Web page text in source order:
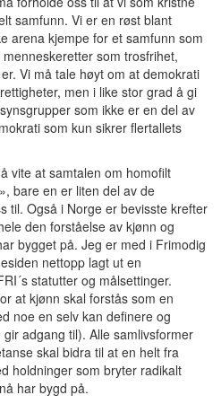
samfunn. Vi er en røst blant
arena kjempe for et samfunn som
som trosfrihet,
Vi må tale høyt om at demokrati
men i like stor grad å gi
som ikke er en del av
som kun sikrer flertallets
vite at samtalen om homofilt
bare en er liten del av de
til. Også i Norge er bevisste krefter
den forståelse av kjønn og
bygget på. Jeg er med i Frimodig
nettopp lagt ut en
statutter og målsettinger.
at kjønn skal forstås som en
noe en selv kan definere og
adgang til). Alle samlivsformer
skal bidra til at en helt fra
holdninger som bryter radikalt
har bygd på.